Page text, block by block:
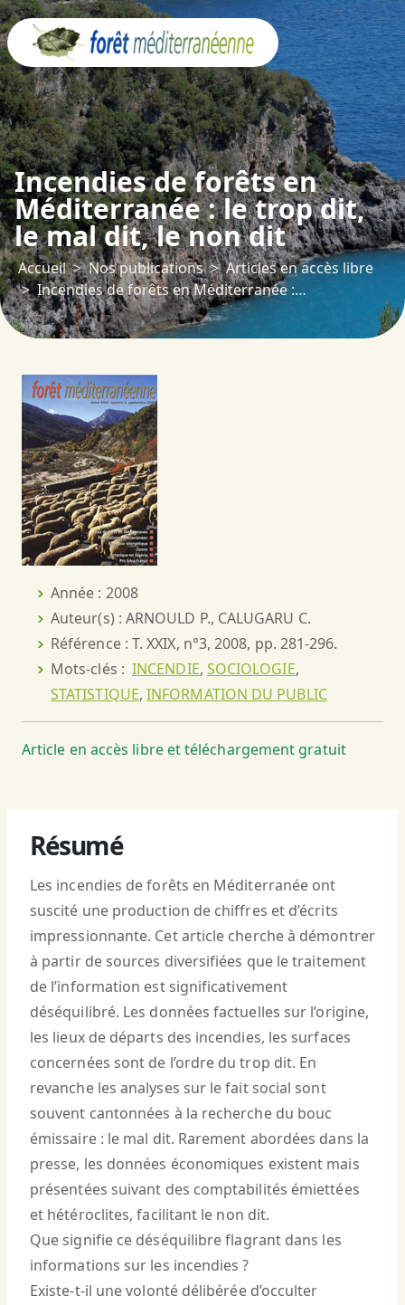
Incendies de forêts en
Méditerranée : le trop dit,
le mal dit, le non dit
Accueil Nos publications
Articles en accès libre
Incendies de forêts en Méditerranée : le trop dit, le mal dit, le non dit
Année : 2008
Auteur(s) : ARNOULD P., CALUGARU C.
Référence : T. XXIX, n°3, 2008, pp. 281-296.
Mots-clés :INCENDIE, SOCIOLOGIE,
STATISTIQUE,INFORMATION DU PUBLIC
Article en accès libre et téléchargement gratuit
Résumé
Les incendies de forêts en Méditerranée ont
suscité une production de chiffres et d’écrits
impressionnante. Cet article cherche à démontrer
à partir de sources diversifiées que le traitement
de l’information est significativement
déséquilibré. Les données factuelles sur l’origine,
les lieux de départs des incendies, les surfaces
concernées sont de l’ordre du trop dit. En
revanche les analyses sur le fait social sont
souvent cantonnées à la recherche du bouc
émissaire : le mal dit. Rarement abordées dans la
presse, les données économiques existent mais
présentées suivant des comptabilités émiettées
et hétéroclites, facilitant le non dit.
Que signifie ce déséquilibre flagrant dans les
informations sur les incendies ?
Existe-t-il une volonté délibérée d’occulter
Panneau de gestion des cookies